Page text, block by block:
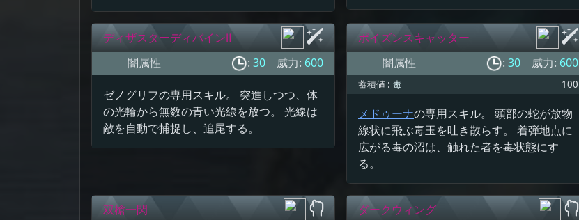
ディザスターディバインⅡ
闇属性
: 30 威力: 600
ゼノグリフの専用スキル。 突進しつつ、体
の光輪から無数の青い光線を放つ。 光線は
敵を自動で捕捉し、追尾する。
ポイズンスキャッター
闇属性
: 30 威力: 600
蓄積値 : 毒 100
メドゥーナの専用スキル。 頭部の蛇が放物
線状に飛ぶ毒玉を吐き散らす。 着弾地点に
広がる毒の沼は、触れた者を毒状態にす
る。
双槍一閃 ダークウィング